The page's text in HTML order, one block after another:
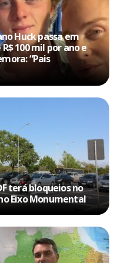
Huck passa em
100 mil por ano e
“Pais
terá bloqueios no
Eixo Monumental